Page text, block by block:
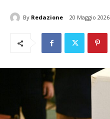
By Redazione 20 Maggio 2026